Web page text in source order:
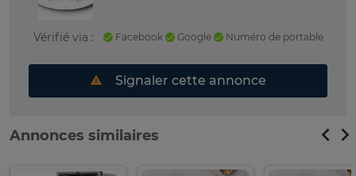
Vérifié via : Facebook Google Numéro de portable
Signaler cette annonce
Annonces similaires